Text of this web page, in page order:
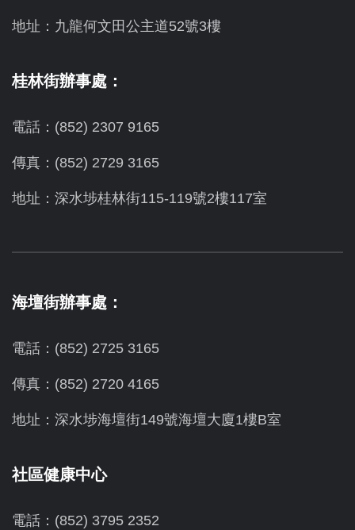
地址：九龍何文田公主道52號3樓
桂林街辦事處：
電話：(852) 2307 9165
傳真：(852) 2729 3165
地址：深水埗桂林街115-119號2樓117室
海壇街辦事處：
電話：(852) 2725 3165
傳真：(852) 2720 4165
地址：深水埗海壇街149號海壇大廈1樓B室
社區健康中心
電話：(852) 3795 2352